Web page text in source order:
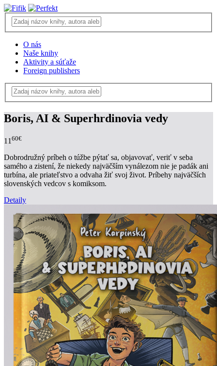
O nás
Naše knihy
Aktivity a súťaže
Foreign publishers
Boris, AI & Superhrdinovia vedy
11 60€
Dobrodružný príbeh o túžbe pýtať sa, objavovať, veriť v seba
samého a zistení, že niekedy najväčším vynálezom nie je padák ani
turbína, ale priateľstvo a odvaha žiť svoj život. Príbehy najväčších
slovenských vedcov s komiksom.
Detaily